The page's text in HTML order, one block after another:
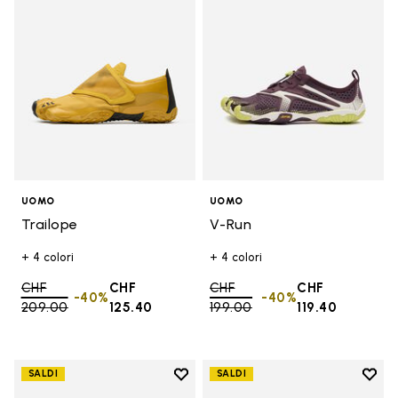
UOMO
Trailope
+ 4 colori
Price reduced from
CHF
209.00to
CHF
125.40
-40%
UOMO
V-Run
+ 4 colori
Price reduced from
CHF
199.00to
CHF
119.40
-40%
SALDI
Add to wishlist
SALDI
Add